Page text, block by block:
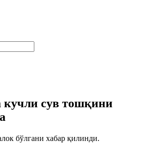
кучли сув тошқини
бўлгани хабар қилинди.